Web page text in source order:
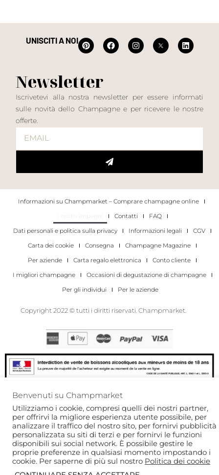
UNISCITI A NOI
Newsletter
Iscrivetevi alla nostra newsletter per essere informati
sulle novità dello Champagne e per ricevere le nostre
offerte.
Informazioni su Champmarket – Comprare champagne online
I nostri impegni
Contatti
FAQ
Dati personali e politica sulla privacy
Informazioni legali
CGV
Carta dei cookie
Consegna
Champagne Magazine
Per aziende
Carta regalo elettronica
Conto cliente
I migliori champagne
Occasioni di degustazione di champagne
Per gli individui
Per le aziende
Copyright 2022 © tutti i diritti riservati. Champmarket.
L'ABUSO DI ALCOL È PERICOLOSO PER LA SALUTE. DA
CONSUMARE CON MODERAZIONE.
Questo sito è protetto da reCAPTCHA e si applica l’Informativa sulla privacy di
Google e i Termini di serviziodi .
Benvenuti su Champmarket
Utilizziamo i cookie, compresi quelli dei nostri partner,
per offrirvi la migliore esperienza utente possibile, per
analizzare il traffico del nostro sito, per fornirvi pubblicità
personalizzata su siti di terzi e per fornirvi le funzioni
disponibili sui social network. È possibile gestire le
proprie preferenze in qualsiasi momento impostando i
cookie. Per saperne di più sul nostro Politica dei cookie